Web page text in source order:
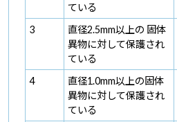
ている
3
直径2.5mm以上の 固体
異物に対して保護され
ている
4
直径1.0mm以上の固体
異物に対して保護され
ている